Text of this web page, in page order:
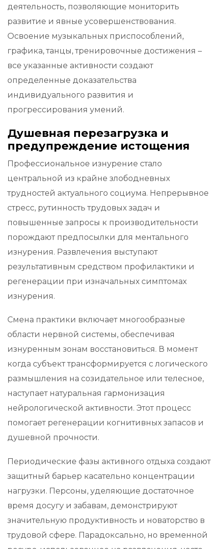
деятельность, позволяющие мониторить
развитие и явные усовершенствования.
Освоение музыкальных приспособлений,
графика, танцы, тренировочные достижения –
все указанные активности создают
определенные доказательства
индивидуального развития и
прогрессирования умений.
Душевная перезагрузка и
предупреждение истощения
Профессиональное изнурение стало
центральной из крайне злободневных
трудностей актуального социума. Непрерывное
стресс, рутинность трудовых задач и
повышенные запросы к производительности
порождают предпосылки для ментального
изнурения. Развлечения выступают
результативным средством профилактики и
регенерации при изначальных симптомах
изнурения.
Смена практики включает многообразные
области нервной системы, обеспечивая
изнуренным зонам восстановиться. В момент
когда субъект трансформируется с логического
размышления на созидательное или телесное,
наступает натуральная гармонизация
нейрологической активности. Этот процесс
помогает регенерации когнитивных запасов и
душевной прочности.
Периодические фазы активного отдыха создают
защитный барьер касательно концентрации
нагрузки. Персоны, уделяющие достаточное
время досугу и забавам, демонстрируют
значительную продуктивность и новаторство в
трудовой сфере. Парадоксально, но временной